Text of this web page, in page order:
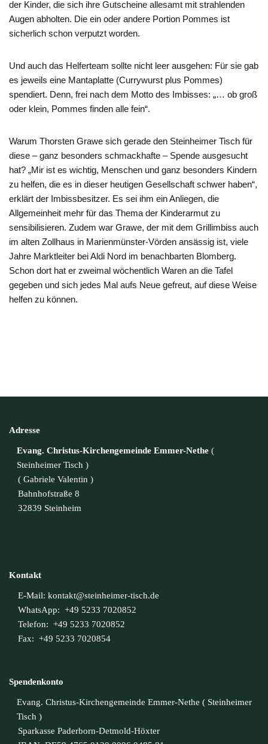
der Kinder, die sich ihre Gutscheine allesamt mit strahlenden
Augen abholten. Die ein oder andere Portion Pommes ist
sicherlich schon verputzt worden.
Und auch das Helferteam sollte nicht leer ausgehen: Für sie gab
es jeweils eine Mantaplatte (Currywurst plus Pommes)
spendiert. Denn, frei nach dem Motto des Imbisses: „… ob groß
oder klein, Pommes finden alle fein“.
Warum Thorsten Grawe sich gerade den Steinheimer Tisch für
diese – ganz besonders schmackhafte – Spende ausgesucht
hat? „Mir ist es wichtig, Menschen und ganz besonders Kindern
zu helfen, die es in dieser heutigen Gesellschaft schwer haben“,
erklärt der Imbissbesitzer. Es sei ihm ein Anliegen, die
Allgemeinheit mehr für das Thema der Kinderarmut zu
sensibilisieren. Zudem war Grawe, der mit dem Grillimbiss auch
im alten Zollhaus in Marienmünster-Vörden ansässig ist, viele
Jahre Marktleiter bei Aldi Nord im benachbarten Blomberg.
Schon dort hat er zweimal wöchentlich Waren an die Tafel
gegeben und sich jedes Mal aufs Neue gefreut, auf diese Weise
helfen zu können.
Adresse
Evang. Christus-Kirchengemeinde Emmer-Nethe (
Steinheimer Tisch )
( Gabriele Valentin )
Bahnhofstraße 8
32839 Steinheim
Kontakt
E-Mail: kontakt@steinheimer-tisch.de
WhatsApp: +49 5233 7020852
Telefon: +49 5233 7020852
Fax: +49 5233 7020854
Spendenkonto
Evang. Christus-Kirchengemeinde Emmer-Nethe ( Steinheimer
Tisch )
Sparkasse Paderborn-Detmold-Höxter